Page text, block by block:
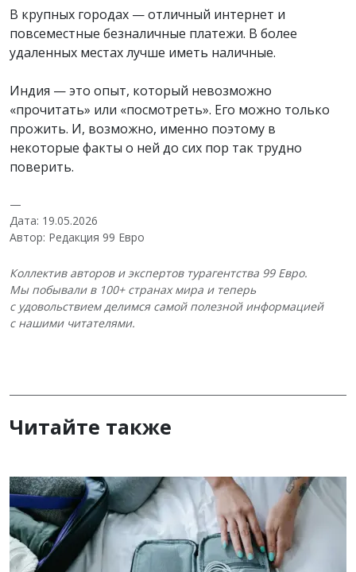
В крупных городах — отличный интернет и
повсеместные безналичные платежи. В более
удаленных местах лучше иметь наличные.
Индия — это опыт, который невозможно
«прочитать» или «посмотреть». Его можно только
прожить. И, возможно, именно поэтому в
некоторые факты о ней до сих пор так трудно
поверить.
—
Дата: 19.05.2026
Автор: Редакция 99 Евро
Коллектив авторов и экспертов турагентства 99 Евро.
Мы побывали в 100+ странах мира и теперь
с удовольствием делимся самой полезной информацией
с нашими читателями.
Читайте также